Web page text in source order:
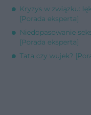
Kryzys w związku:
[Porada eksperta]
Niedopasowanie
[Porada eksperta]
Tata czy wujek?